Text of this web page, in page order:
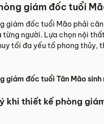
giám đốc tuổi
giám đốc tuổi Mão phải
từng người. Lựa chọn nội
tối đa yếu tố phong thủy,
giám đốc tuổi Tân Mão sinh
khi thiết kế phòng